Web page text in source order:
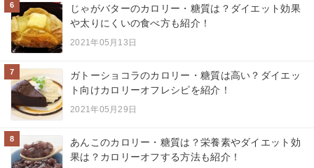
6
じゃがバターのカロリー・糖質は？ダイエット効果
や太りにくいの食べ方も紹介！
2021年05月13日
7
ガトーショコラのカロリー・糖質は高い？ダイエッ
ト向けカロリーオフレシピを紹介！
2021年05月29日
8
あんこのカロリー・糖質は？栄養素やダイエット効
果は？カロリーオフする方法も紹介！